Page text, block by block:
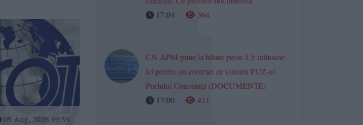
05 Aug, 2026 19:55
17:04
364
CN APM pune la bătaie peste 1,5 milioane
lei pentru un contract ce vizează PUZ-ul
Portului Constanța (DOCUMENTE)
17:00
411